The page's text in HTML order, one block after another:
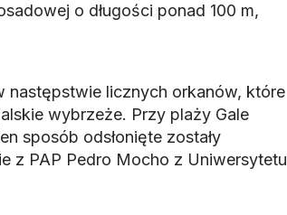
o długości ponad 100 m,
następstwie licznych orkanów, które
wybrzeże. Przy plaży Gale
sposób odsłonięte zostały
z PAP Pedro Mocho z Uniwersytetu